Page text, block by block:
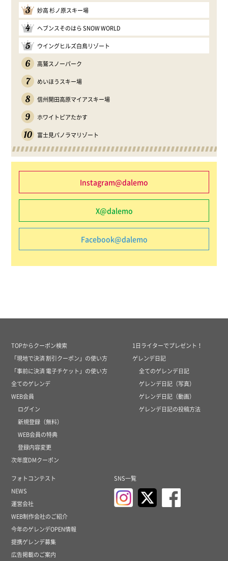
3 妙高 杉ノ原スキー場
4 ヘブンスそのはら SNOW WORLD
5 ウイングヒルズ白鳥リゾート
6 高鷲スノーパーク
7 めいほうスキー場
8 信州開田高原マイアスキー場
9 ホワイトピアたかす
10 富士見パノラマリゾート
Instagram@dalemo
X@dalemo
Facebook@dalemo
TOPからクーポン検索
「現地で決済 割引クーポン」の使い方
「事前に決済 電子チケット」の使い方
全てのゲレンデ
WEB会員
ログイン
新規登録（無料）
WEB会員の特典
登録内容変更
次年度DMクーポン
1日ライターでプレゼント！
ゲレンデ日記
全てのゲレンデ日記
ゲレンデ日記（写真）
ゲレンデ日記（動画）
ゲレンデ日記の投稿方法
フォトコンテスト
NEWS
運営会社
WEB制作会社のご紹介
今年のゲレンデOPEN情報
提携ゲレンデ募集
広告掲載のご案内
SNS一覧